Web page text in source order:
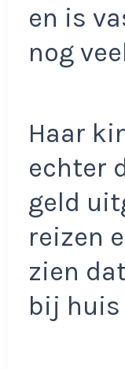
en is
nog
Haar
echter
geld
reizen
zien
bij